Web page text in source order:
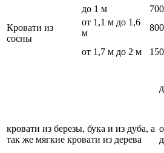
Кровати из
сосны
до 1 м 700
от 1,1 м до 1,6
м
800
от 1,7 м до 2 м
кровати из березы, бука и из дуба, а
так же мягкие кровати из дерева